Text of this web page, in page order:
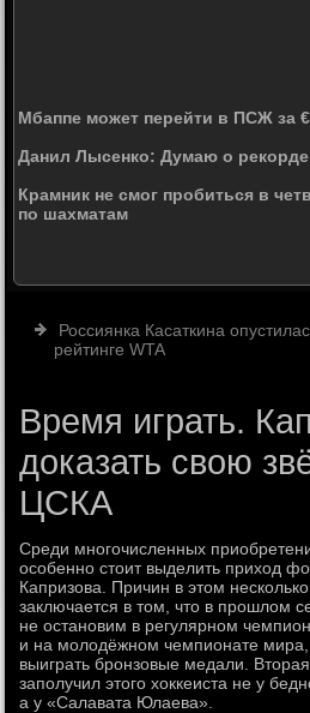
Мбаппе может перейти в ПСЖ за
Данил Лысенко: Думаю о
Крамник не смог пробиться в
по шахматам
Россиянка Касаткина
рейтинге WTA
Время играть.
доказать свою
ЦСКА
Среди многочисленных
особенно стоит выделить приход
Капризова. Причин в этом
заключается в том, что в прошлом
не остановим в регулярном
и на молодёжном чемпионате мира,
выиграть бронзовые медали.
заполучил этого хоккеиста не у
а у «Салавата Юлаева».